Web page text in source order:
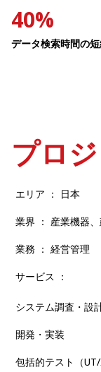
40%
データ検索時間の
プロ
エリア ： 日本​
業界 ： 産業機器
業務 ： 経営管理
サービス ：
システム調査・設
開発・実装
包括的テスト（